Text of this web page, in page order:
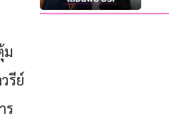
ม
รีย์
ร